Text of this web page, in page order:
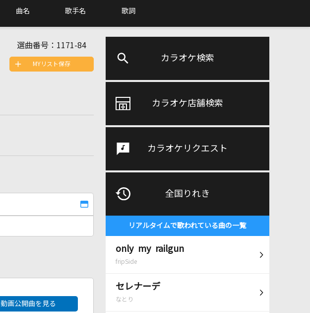
曲名 歌手名 歌詞
カラオケ検索
カラオケ店舗検索
カラオケリクエスト
全国りれき
リアルタイムで歌われている曲の一覧
only my railgun
fripSide
セレナーデ
なとり
選曲番号： 1171-84
MYリスト保存
動画公開曲を見る